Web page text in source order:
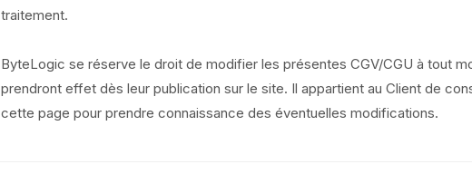
traitement.
ByteLogic se réserve le droit de modifier les présentes CGV/CGU à tout
prendront effet dès leur publication sur le site. Il appartient au Client de
cette page pour prendre connaissance des éventuelles modifications.